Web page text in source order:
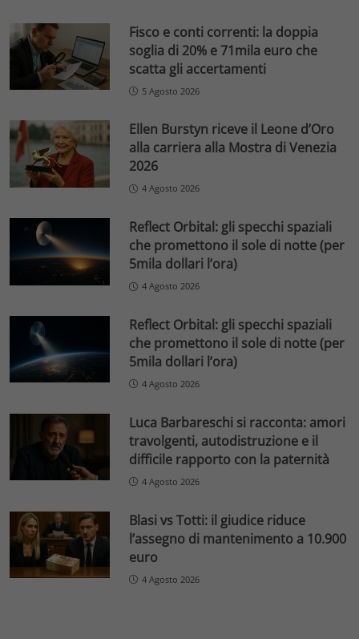
Fisco e conti correnti: la doppia
soglia di 20% e 71mila euro che
scatta gli accertamenti
5 Agosto 2026
Ellen Burstyn riceve il Leone d’Oro
alla carriera alla Mostra di Venezia
2026
4 Agosto 2026
Reflect Orbital: gli specchi spaziali
che promettono il sole di notte (per
5mila dollari l’ora)
4 Agosto 2026
Reflect Orbital: gli specchi spaziali
che promettono il sole di notte (per
5mila dollari l’ora)
4 Agosto 2026
Luca Barbareschi si racconta: amori
travolgenti, autodistruzione e il
difficile rapporto con la paternità
4 Agosto 2026
Blasi vs Totti: il giudice riduce
l’assegno di mantenimento a 10.900
euro
4 Agosto 2026